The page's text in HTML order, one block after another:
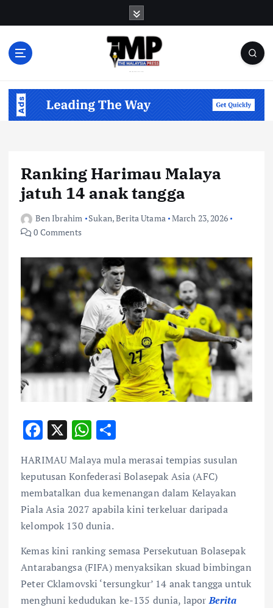
Ranking Harimau Malaya
jatuh 14 anak tangga
Ben Ibrahim Sukan,Berita Utama March 23, 2026
0 Comments
F
e
b
o
o
k
X W
at
s
A
p
p
h
ar
e
HARIMAU Malaya mula merasai tempias susulan
keputusan Konfederasi Bolasepak Asia (AFC)
membatalkan dua kemenangan dalam Kelayakan
Piala Asia 2027 apabila kini terkeluar daripada
kelompok 130 dunia.
Kemas kini ranking semasa Persekutuan Bolasepak
Antarabangsa (FIFA) menyaksikan skuad bimbingan
Peter Cklamovski ‘tersungkur’ 14 anak tangga untuk
menghuni kedudukan ke-135 dunia, laporBerita